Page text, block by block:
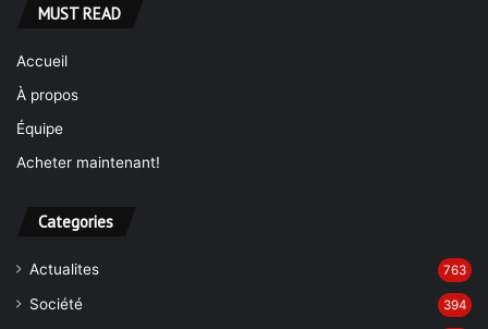
MUST READ
Accueil
À propos
Équipe
Acheter maintenant!
Categories
Actualites 763
Société 394